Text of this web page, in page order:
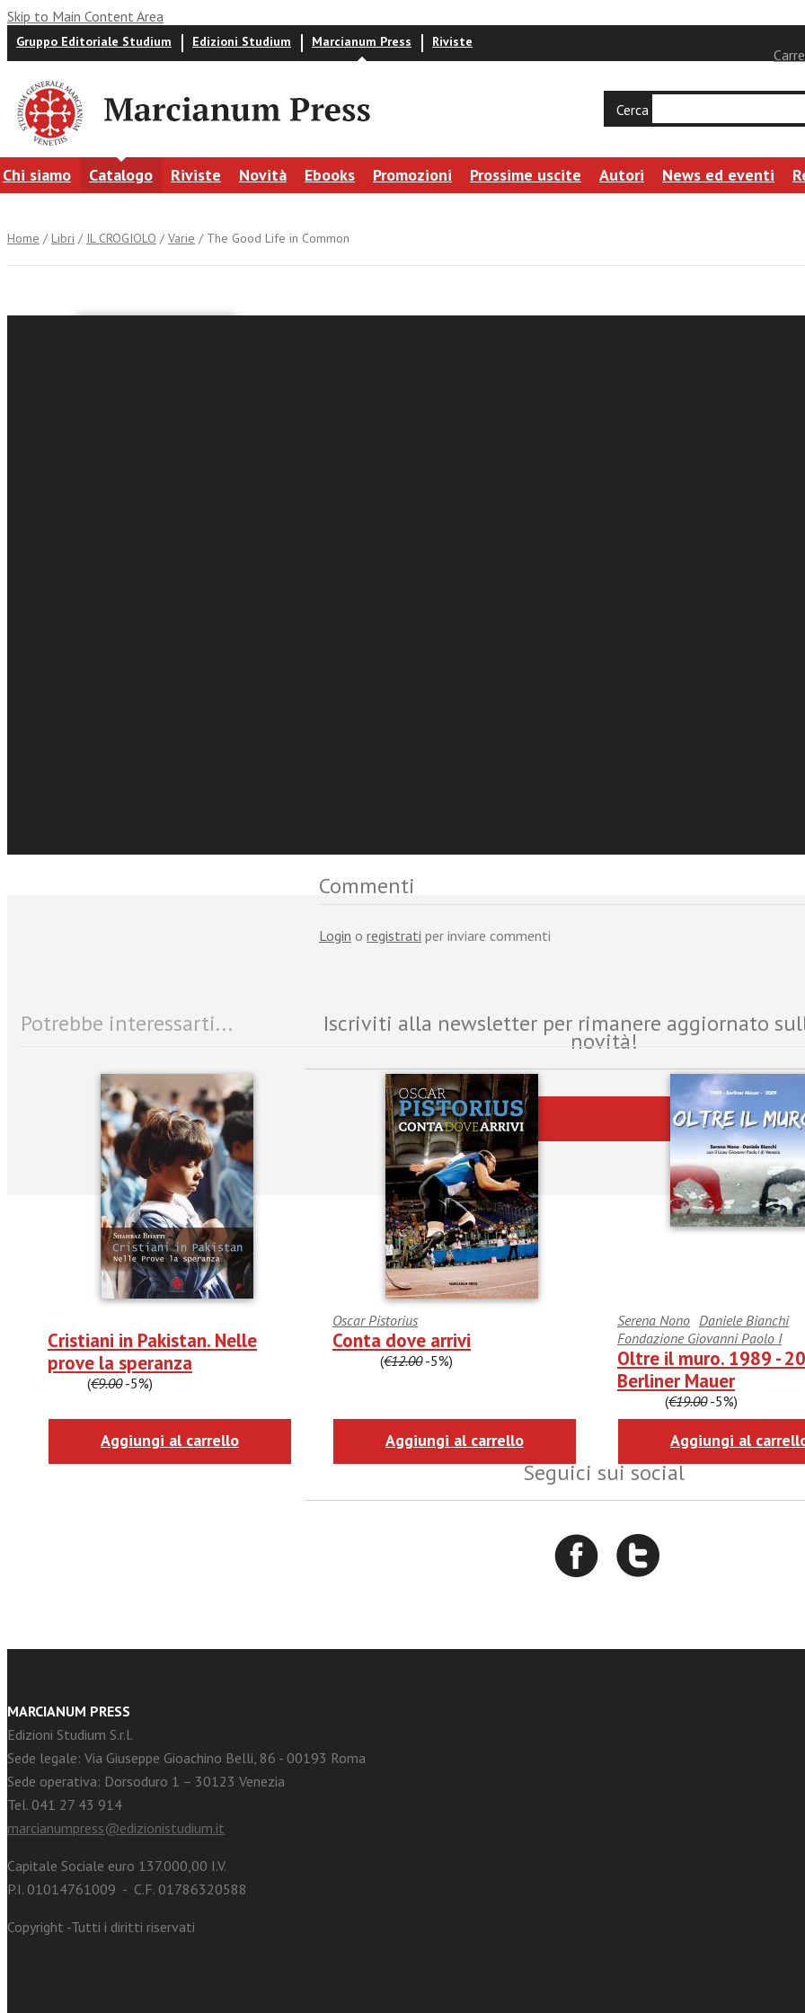
Skip to Main Content Area
Gruppo Editoriale Studium Edizioni Studium Marcianum Press Riviste
Cerca
Chi siamo Catalogo Riviste Novità Ebooks Promozioni Prossime uscite Autori News ed eventi
Home / Libri / IL CROGIOLO /Varie / The Good Life in Common
Commenti
Login o registrati per inviare commenti
Potrebbe interessarti...
Cristiani in Pakistan. Nelle
prove la speranza
(€9.00-5%)
Aggiungi al carrello
Oscar Pistorius
Conta dove arrivi
(€12.00-5%)
Aggiungi al carrello
Serena Nono Daniele Bianchi
Fondazione Giovanni Paolo I
Oltre il muro. 1989 -
Berliner Mauer
(€19.00-5%)
Aggiungi al
Iscriviti alla newsletter per rimanere aggiornato
novità!
Iscriviti
Seguici sui social
MARCIANUM PRESS
Edizioni Studium S.r.l.
Sede legale: Via Giuseppe Gioachino Belli, 86 - 00193 Roma
Sede operativa: Dorsoduro 1 – 30123 Venezia
Tel. 041 27 43 914
marcianumpress@edizionistudium.it
Capitale Sociale euro 137.000,00 I.V.
P.I. 01014761009 - C.F. 01786320588
Copyright -Tutti i diritti riservati